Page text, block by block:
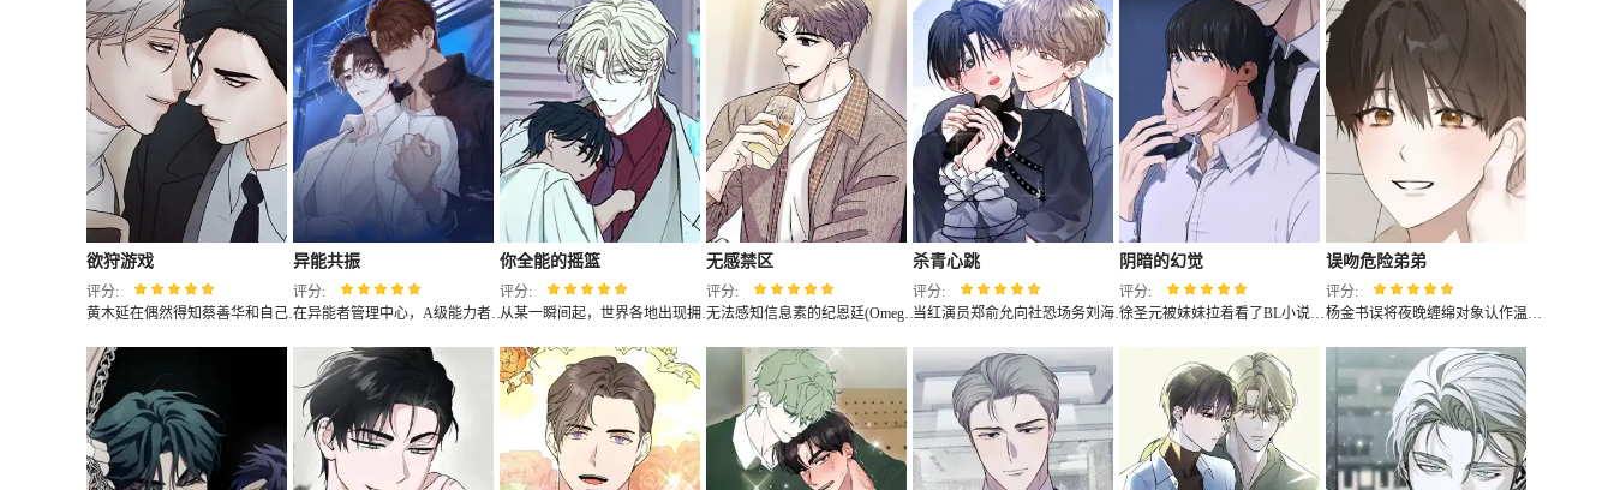
欲狩游戏
评分:
黄木延在偶然得知蔡善华和自己是同类人之后，就和对方成为了床伴。然而蔡善华却不满足于此，另外找来了银南兆，三人来到酒店开始了新一轮的游戏...
异能共振
评分:
在异能者管理中心，A级能力者咸检宇屡次避开检察官白时真的例行检查；另一边，A级引导者郑太律却始终纠缠着白时真。诊疗光波与躁动的能量在指尖拉扯，禁忌真相与克制的心跳声，让这场高危检查演变成无法回避的致命交锋...
你全能的摇篮
评分:
从某一瞬间起，世界各地出现拥有奇妙能力的异能者，以及能够防止能力暴走的引导者。而作为最强引导者的李晟海收养了一名在儿童时期就展现出特殊能力的申泰贤。只是让李晟海没想到的是，原本乖巧可爱的申泰贤在长大后变成了蛮不讲理的混蛋...（《傲慢的教皇》的教皇同作者哦~抢先看）
无感禁区
评分:
无法感知信息素的纪恩廷(Omega)在情伤后来到酒吧转换心情，与曾经的高中同学车义率(Alpha)发生了关系。当失控的欲望撞上迟钝的感官，两个在黑暗中摸索的人，能否用体温确认真正的心跳？这场始于酒精的博弈，悄然滋长出令人战栗的温柔。
杀青心跳
评分:
当红演员郑俞允向社恐场务刘海英递出经纪人聘书，没人知道这位躲在监视器后的阴郁青年，竟是二十年前惊艳影坛的童星。暗藏十年的单向箭头开始转动——他记得对方每个镜头下的微表情，收集着每本杂志的访谈页。镁光灯恐惧症与偏执完美主义的碰撞中，被揉碎的星光在掌心重新拼合，当摄影机第1001次亮起红灯，这次镜头将对准幕后牵住的手...
阴暗的幻觉
评分:
徐圣元被妹妹拉着看了BL小说，之后莫名穿进了小说刚开始的时候，成为了身患重病的NPC。他需要推进剧情才能回家。没想到的是他矜矜业业过剧情，却意外出现了剧情外的人物……
误吻危险弟弟
评分:
杨金书误将夜晚缠绵对象认作温柔的高允夏，却不知实为其弟高杉。一顶混淆的帽子揭开错位情缘，当他颤抖着追问"允夏哥？"时，迎面却是风暴般的吻——"你认错人了。" 在疼痛与欢愉的漩涡中，他被迫直面这场阴差阳错的危险恋情。